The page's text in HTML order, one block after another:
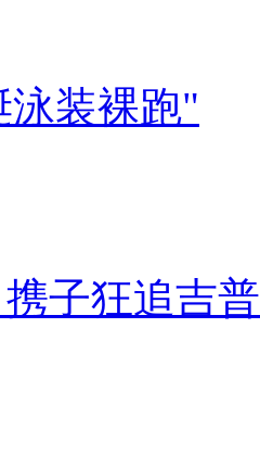
泳装裸跑"
子狂追吉